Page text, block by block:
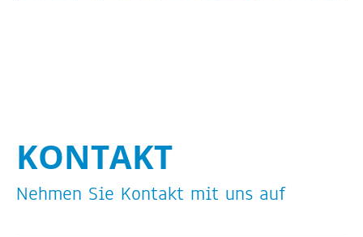
KON­TAKT
Neh­men Sie Kon­takt mit uns auf